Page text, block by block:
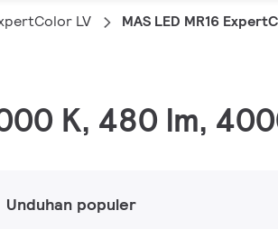
LV MAS LED MR16
K, 480 lm,
Unduhan populer